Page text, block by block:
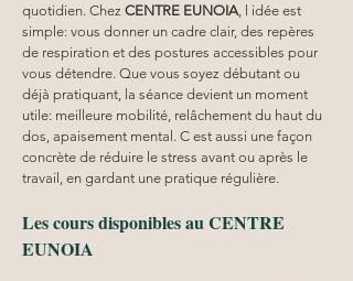
quotidien. Chez CENTRE EUNOIA , l idée est
simple: vous donner un cadre clair, des repères
de respiration et des postures accessibles pour
vous détendre. Que vous soyez débutant ou
déjà pratiquant, la séance devient un moment
utile: meilleure mobilité, relâchement du haut du
dos, apaisement mental. C est aussi une façon
concrète de réduire le stress avant ou après le
travail, en gardant une pratique régulière.
Les cours disponibles au CENTRE
EUNOIA